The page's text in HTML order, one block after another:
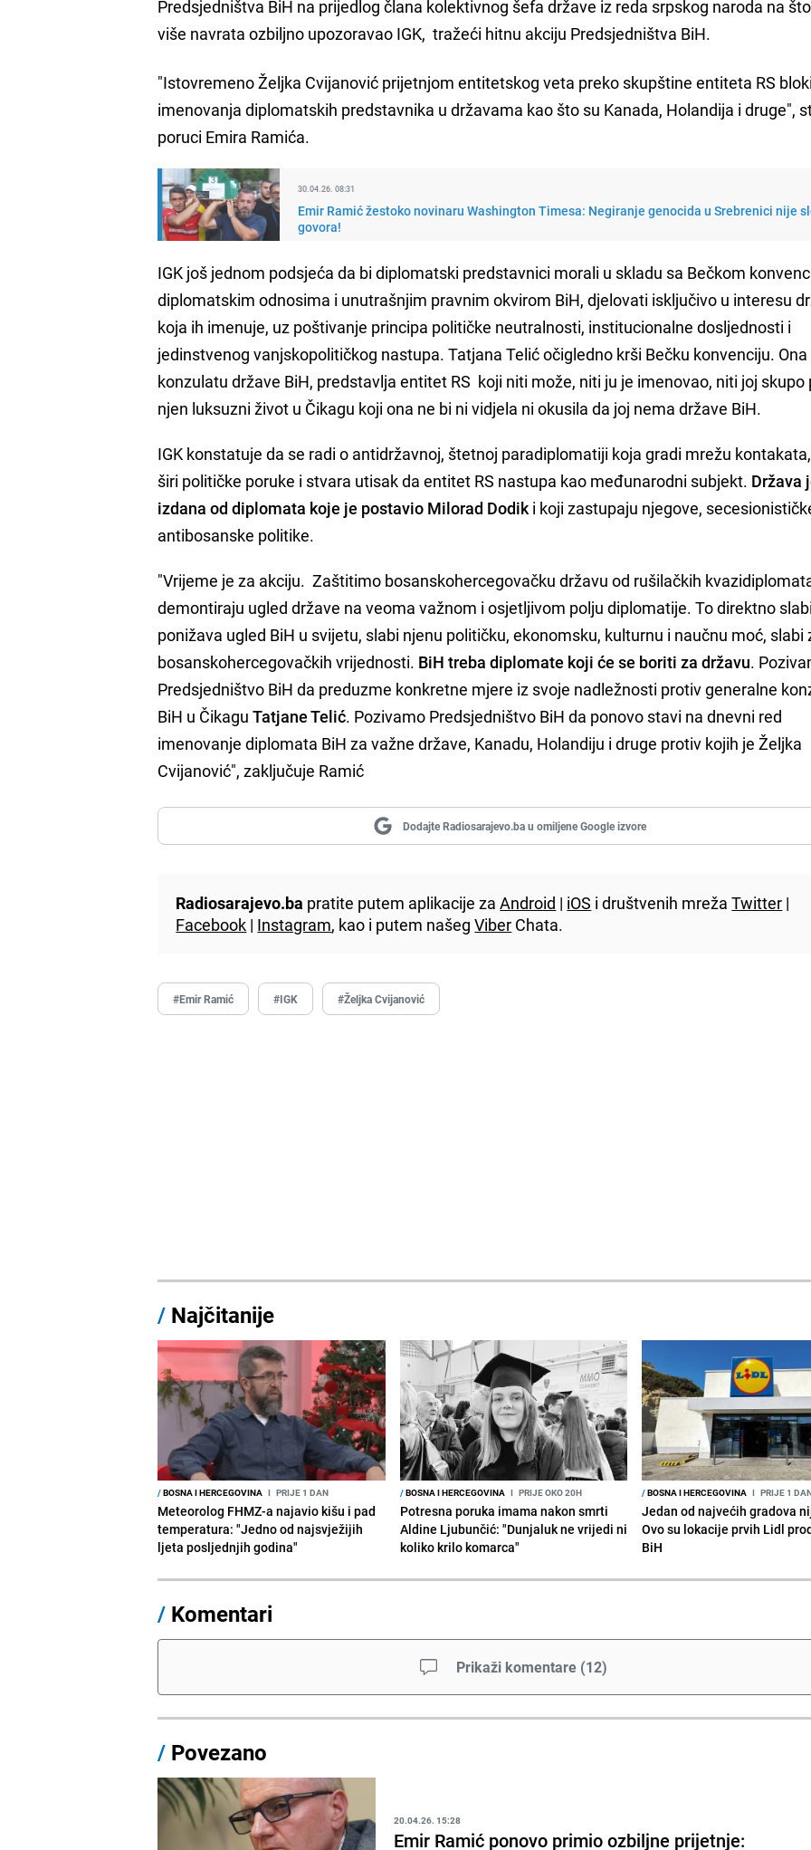
Predsjedništva BiH na prijedlog člana kolektivnog šefa države iz reda srpskog naroda na
više navrata ozbiljno upozoravao IGK, tražeći hitnu akciju Predsjedništva BiH.
"Istovremeno Željka Cvijanović prijetnjom entitetskog veta preko skupštine entiteta RS
imenovanja diplomatskih predstavnika u državama kao što su Kanada, Holandija i druge",
poruci Emira Ramića.
30.04.26. 08:31
Emir Ramić žestoko novinaru Washington Timesa: Negiranje genocida u Srebrenici nije
govora!
IGK još jednom podsjeća da bi diplomatski predstavnici morali u skladu sa Bečkom
diplomatskim odnosima i unutrašnjim pravnim okvirom BiH, djelovati isključivo u interesu
koja ih imenuje, uz poštivanje principa političke neutralnosti, institucionalne dosljednosti i
jedinstvenog vanjskopolitičkog nastupa. Tatjana Telić očigledno krši Bečku konvenciju. Ona
konzulatu države BiH, predstavlja entitet RS koji niti može, niti ju je imenovao, niti joj skupo
njen luksuzni život u Čikagu koji ona ne bi ni vidjela ni okusila da joj nema države BiH.
IGK konstatuje da se radi o antidržavnoj, štetnoj paradiplomatiji koja gradi mrežu
širi političke poruke i stvara utisak da entitet RS nastupa kao međunarodni subjekt. Država
izdana od diplomata koje je postavio Milorad Dodik i koji zastupaju njegove,
antibosanske politike.
"Vrijeme je za akciju. Zaštitimo bosanskohercegovačku državu od rušilačkih
demontiraju ugled države na veoma važnom i osjetljivom polju diplomatije. To direktno
ponižava ugled BiH u svijetu, slabi njenu političku, ekonomsku, kulturnu i naučnu moć, slabi
bosanskohercegovačkih vrijednosti. BiH treba diplomate koji će se boriti za državu.
Predsjedništvo BiH da preduzme konkretne mjere iz svoje nadležnosti protiv generalne
BiH u ČikaguTatjane Telić. Pozivamo Predsjedništvo BiH da ponovo stavi na dnevni red
imenovanje diplomata BiH za važne države, Kanadu, Holandiju i druge protiv kojih je Željka
Cvijanović", zaključuje Ramić
Dodajte Radiosarajevo.ba u omiljene Google izvore
Radiosarajevo.ba pratite putem aplikacije zaAndroid | iOS i društvenih mrežaTwitter |
Facebook | Instagram, kao i putem našegViber Chata.
#Emir Ramić #IGK #Željka Cvijanović
/ Najčitanije
/BOSNA I HERCEGOVINA I PRIJE 1 DAN
Meteorolog FHMZ-a najavio kišu i pad
temperatura: "Jedno od najsvježijih
ljeta posljednjih godina"
/BOSNA I HERCEGOVINA I PRIJE OKO 20H
Potresna poruka imama nakon smrti
Aldine Ljubunčić: "Dunjaluk ne vrijedi ni
koliko krilo komarca"
/BOSNA I HERCEGOVINA I PRIJE 1
Jedan od najvećih gradova
Ovo su lokacije prvih Lidl
BiH
/ Komentari
Prikaži komentare (12)
/ Povezano
20.04.26. 15:28
Emir Ramić ponovo primio ozbiljne prijetnje: